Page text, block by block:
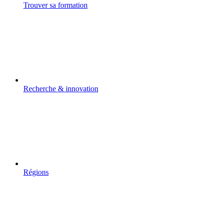
Trouver sa formation
Recherche & innovation
Régions